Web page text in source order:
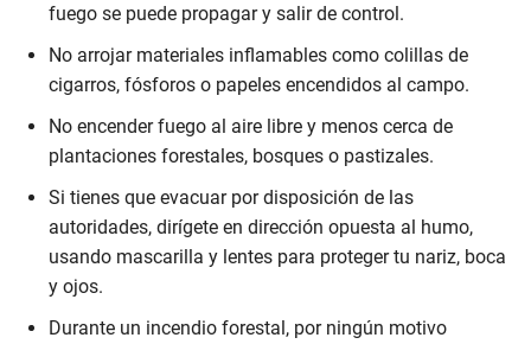
fuego se puede propagar y salir de control.
No arrojar materiales inflamables como colillas de
cigarros, fósforos o papeles encendidos al campo.
No encender fuego al aire libre y menos cerca de
plantaciones forestales, bosques o pastizales.
Si tienes que evacuar por disposición de las
autoridades, dirígete en dirección opuesta al humo,
usando mascarilla y lentes para proteger tu nariz, boca
y ojos.
Durante un incendio forestal, por ningún motivo